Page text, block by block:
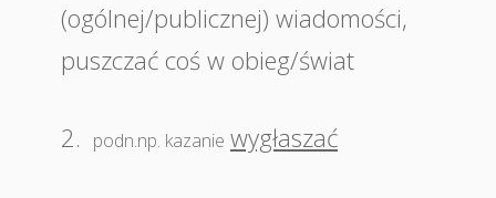
(ogólnej/publicznej) wiadomości,
puszczać coś w obieg/świat
2. podn.np. kazanie wygłaszać